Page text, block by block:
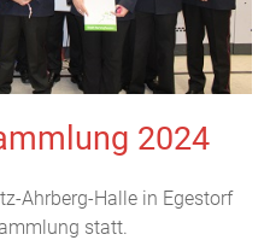
2024
Ahrberg-Halle in Egestorf
statt.